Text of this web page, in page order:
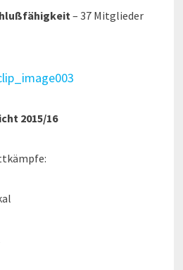
– 37 Mitglieder
2015/16